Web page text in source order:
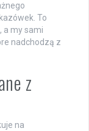
To
a my sami
nadchodzą z
z
na